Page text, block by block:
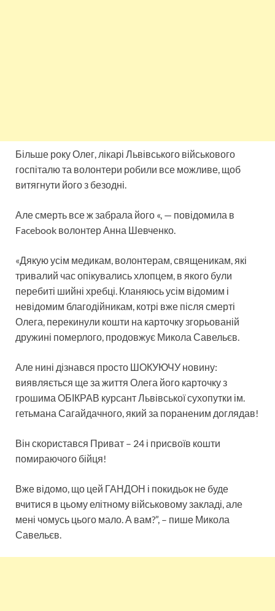
Більше року Олег, лікарі Львівського військового
госпіталю та волонтери робили все можливе, щоб
витягнути його з безодні.
Але смерть все ж забрала його «, — повідомила в
Facebook волонтер Анна Шевченко.
«Дякую усім медикам, волонтерам, священикам, які
тривалий час опікувались хлопцем, в якого були
перебиті шийні хребці. Кланяюсь усім відомим і
невідомим благодійникам, котрі вже після смерті
Олега, перекинули кошти на карточку згорьованій
дружині померлого, продовжує Микола Савельєв.
Але нині дізнався просто ШОКУЮЧУ новину:
виявляється ще за життя Олега його карточку з
грошима ОБІКРАВ курсант Львівської сухопутки ім.
гетьмана Сагайдачного, який за пораненим доглядав!
Він скористався Приват – 24 і присвоїв кошти
помираючого бійця!
Вже відомо, що цей ГАНДОН і покидьок не буде
вчитися в цьому елітному військовому закладі, але
мені чомусь цього мало. А вам?”, – пише Микола
Савельєв.